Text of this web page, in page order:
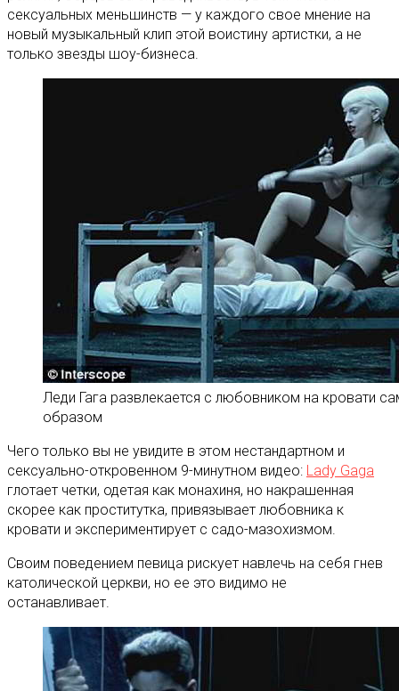
сексуальных меньшинств — у каждого свое мнение на
новый музыкальный клип этой воистину артистки, а не
только звезды шоу-бизнеса.
Леди Гага развлекается с любовником на кровати
образом
Чего только вы не увидите в этом нестандартном и
сексуально-откровенном 9-минутном видео: Lady Gaga
глотает четки, одетая как монахиня, но накрашенная
скорее как проститутка, привязывает любовника к
кровати и экспериментирует с садо-мазохизмом.
Своим поведением певица рискует навлечь на себя гнев
католической церкви, но ее это видимо не
останавливает.